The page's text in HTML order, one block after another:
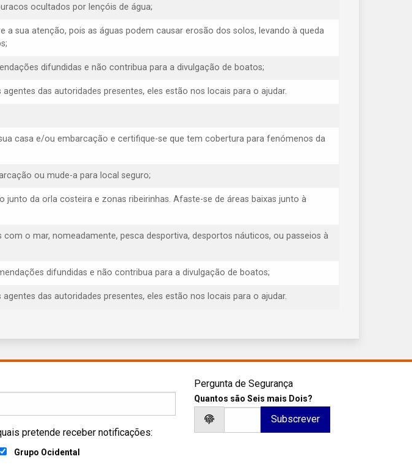
ocultados por lençóis de água;
a sua atenção, pois as águas podem causar erosão dos solos, levando à queda
difundidas e não contribua para a divulgação de boatos;
das autoridades presentes, eles estão nos locais para o ajudar.
casa e/ou embarcação e certifique-se que tem cobertura para fenómenos da
ou mude-a para local seguro;
junto da orla costeira e zonas ribeirinhas. Afaste-se de áreas baixas junto à
com o mar, nomeadamente, pesca desportiva, desportos náuticos, ou passeios à
difundidas e não contribua para a divulgação de boatos;
das autoridades presentes, eles estão nos locais para o ajudar.
pretende receber notificações:
Grupo Ocidental
Pergunta de Segurança
Quantos são Seis mais Dois?